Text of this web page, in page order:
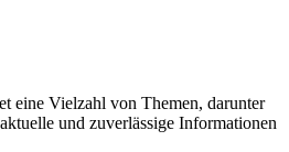
eine Vielzahl von Themen, darunter
und zuverlässige Informationen